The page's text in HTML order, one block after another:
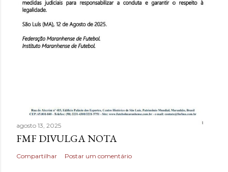
agosto 13, 2025
FMF DIVULGA NOTA
Compartilhar Postar um comentário